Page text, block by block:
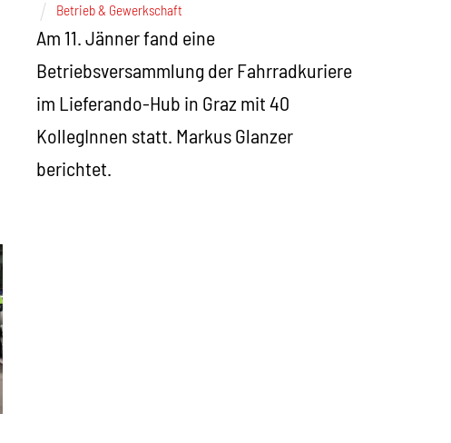
Betrieb & Gewerkschaft
Am 11. Jänner fand eine
Betriebsversammlung der Fahrradkuriere
im Lieferando-Hub in Graz mit 40
KollegInnen statt. Markus Glanzer
berichtet.